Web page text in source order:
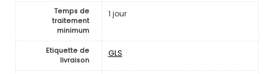
Temps de
traitement
minimum
1 jour
Etiquette de
livraison
GLS